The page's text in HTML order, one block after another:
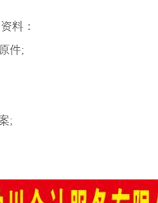
料：
件;
;